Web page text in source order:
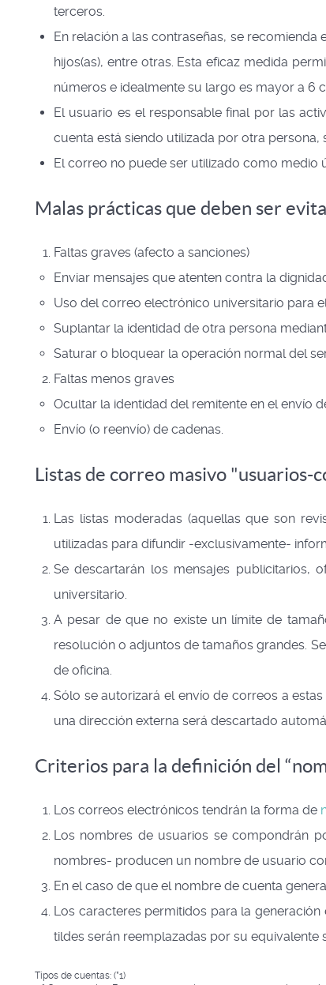
terceros.
En relación a las contraseñas, se
hijos(as), entre otras. Esta eficaz medida
números e idealmente su largo es mayor a 6
El usuario es el responsable final por las
cuenta está siendo utilizada por otra
El correo no puede ser utilizado como medio
Malas prácticas que deben ser
Faltas graves (afecto a sanciones)
Enviar mensajes que atenten contra la
Uso del correo electrónico universitario para
Suplantar la identidad de otra persona
Saturar o bloquear la operación normal del
Faltas menos graves
Ocultar la identidad del remitente en el envío
Envío (o reenvío) de cadenas.
Listas de correo masivo "usuarios-
Las listas moderadas (aquellas que son
utilizadas para difundir -exclusivamente-
Se descartarán los mensajes publicitarios,
universitario.
A pesar de que no existe un límite de
resolución o adjuntos de tamaños grandes.
de oficina.
Sólo se autorizará el envío de correos a
una dirección externa será descartado
Criterios para la definición del
Los correos electrónicos tendrán la forma de
Los nombres de usuarios se compondrán
nombres- producen un nombre de usuario
En el caso de que el nombre de cuenta
Los caracteres permitidos para la
tildes serán reemplazadas por su equivalente
Tipos de cuentas: (*1)